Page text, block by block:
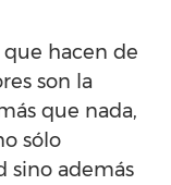
que hacen de
son la
que nada,
sólo
sino además